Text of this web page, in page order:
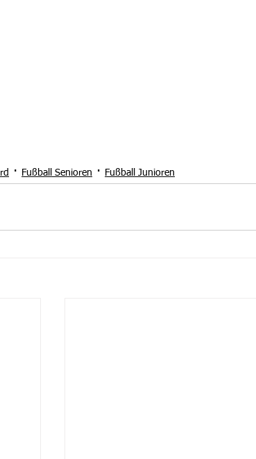
Fußball Senioren Fußball Junioren